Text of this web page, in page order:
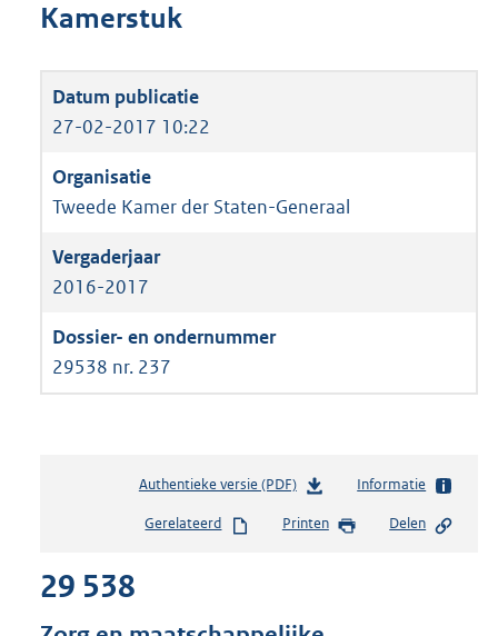
Kamerstuk
27-02-2017 10:22
Tweede Kamer der Staten-Generaal
2016-2017
29538 nr. 237
Authentieke versie (PDF)b
s
d
Informatie
Gerelateerd Printen Delen
29 538